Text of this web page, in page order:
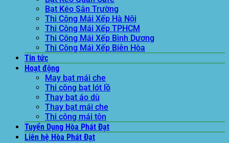
Bạt Kéo Sân Trường
Thi Công Mái Xếp Hà Nội
Thi Công Mái Xếp TPHCM
Thi Công Mái Xếp Bình Dương
Thi Công Mái Xếp Biên Hòa
Tin tức
Hoạt động
May bạt mái che
Thi công bạt lót lồ
Thay bạt áo dù
Thay bạt mái che
Thi công mái tôn
Tuyển Dụng Hòa Phát Đạt
Liên hệ Hòa Phát Đạt